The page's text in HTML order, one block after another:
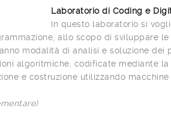
Laboratorio di Coding e
In questo laboratorio si
allo scopo di sviluppare
modalità di analisi e soluzione
algoritmiche, codificate mediante
e costruzione utilizzando